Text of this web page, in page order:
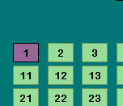
1 2 3
11
12 13
21
22 23